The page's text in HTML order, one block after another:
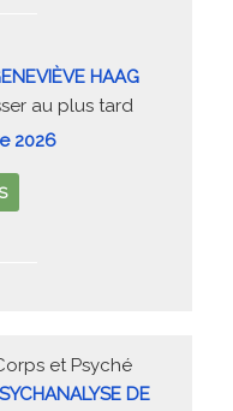
HAAG
au plus tard
2026
et Psyché
DE